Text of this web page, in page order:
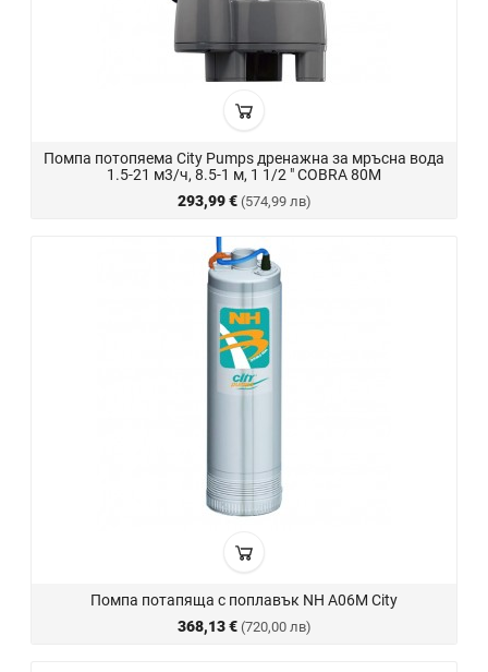
Помпа потопяема City Pumps дренажна за мръсна вода
1.5-21 м3/ч, 8.5-1 м, 1 1/2 " COBRA 80M
293,99 € (574,99 лв)
Помпа потапяща с поплавък NH A06M City
368,13 € (720,00 лв)